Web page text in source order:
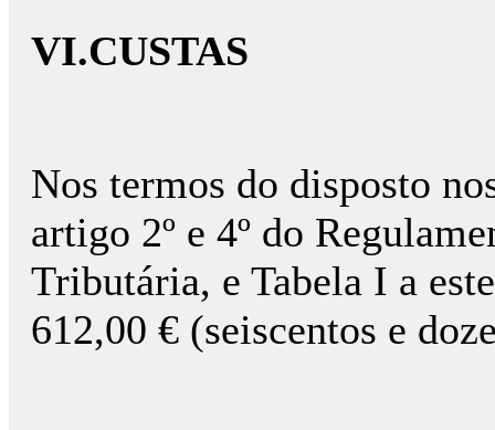
VI.CUSTAS
Nos termos do disposto
artigo 2º e 4º do
Tributária, e Tabela I a
612,00 € (seiscentos e